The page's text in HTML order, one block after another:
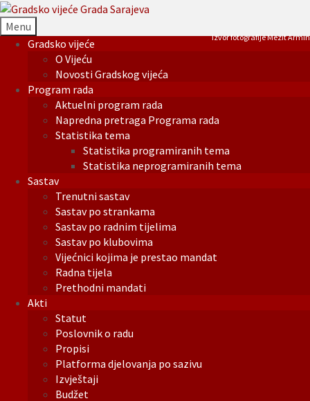
Menu
Gradsko vijeće
O Vijeću
Novosti Gradskog vijeća
Program rada
Aktuelni program rada
Napredna pretraga Programa rada
Statistika tema
Statistika programiranih tema
Statistika neprogramiranih tema
Sastav
Trenutni sastav
Sastav po strankama
Sastav po radnim tijelima
Sastav po klubovima
Vijećnici kojima je prestao mandat
Radna tijela
Prethodni mandati
Akti
Statut
Poslovnik o radu
Propisi
Platforma djelovanja po sazivu
Izvještaji
Budžet
Izvor fotografije Mezit Armin